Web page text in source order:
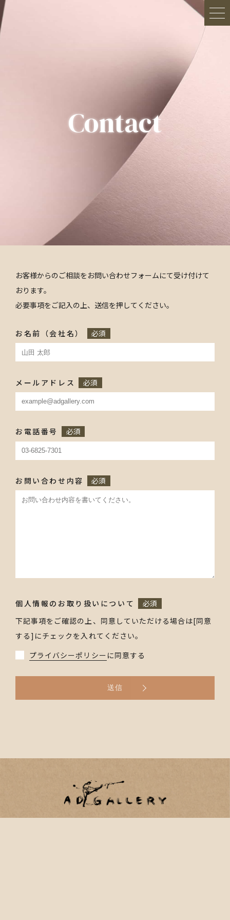
Contact
お客様からのご相談をお問い合わせフォームにて受け付けて
おります。
必要事項をご記入の上、送信を押してください。
お名前（会社名） 必須
メールアドレス 必須
お電話番号 必須
お問い合わせ内容 必須
個人情報のお取り扱いについて
必須
下記事項をご確認の上、同意していただける場合は[同意
する]にチェックを入れてください。
プライバシーポリシー に同意する